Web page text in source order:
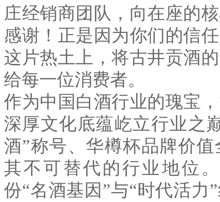
庄经销商团队，向在座的
感谢！正是因为你们的信
这片热土上，将古井贡酒
给每一位消费者。
作为中国白酒行业的瑰宝
深厚文化底蕴屹立行业之
酒”称号、华樽杯品牌价
其不可替代的行业地位
份“名酒基因 ”与“时代活力”